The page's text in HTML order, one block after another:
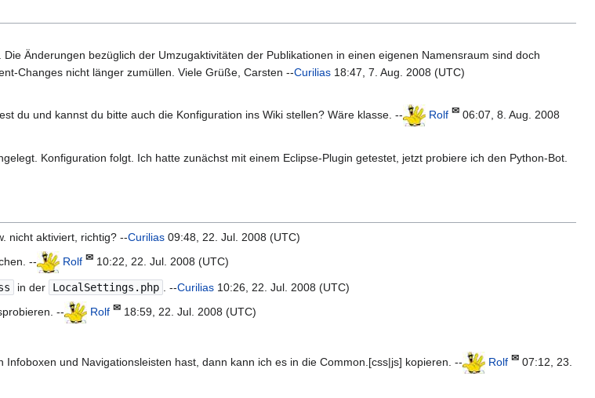
Änderungen bezüglich der Umzugaktivitäten der Publikationen in einen eigenen Namensraum sind doch
Changes nicht länger zumüllen. Viele Grüße, Carsten --Curilias 18:47, 7. Aug. 2008 (UTC)
du und kannst du bitte auch die Konfiguration ins Wiki stellen? Wäre klasse. --
Rolf ✉ 06:07, 8. Aug. 2008
Konfiguration folgt. Ich hatte zunächst mit einem Eclipse-Plugin getestet, jetzt probiere ich den Python-Bot.
nicht aktiviert, richtig? --Curilias 09:48, 22. Jul. 2008 (UTC)
--
Rolf ✉ 10:22, 22. Jul. 2008 (UTC)
in der LocalSettings.php . --Curilias 10:26, 22. Jul. 2008 (UTC)
--
Rolf ✉ 18:59, 22. Jul. 2008 (UTC)
und Navigationsleisten hast, dann kann ich es in die Common.[css|js] kopieren. --
Rolf ✉ 07:12, 23.